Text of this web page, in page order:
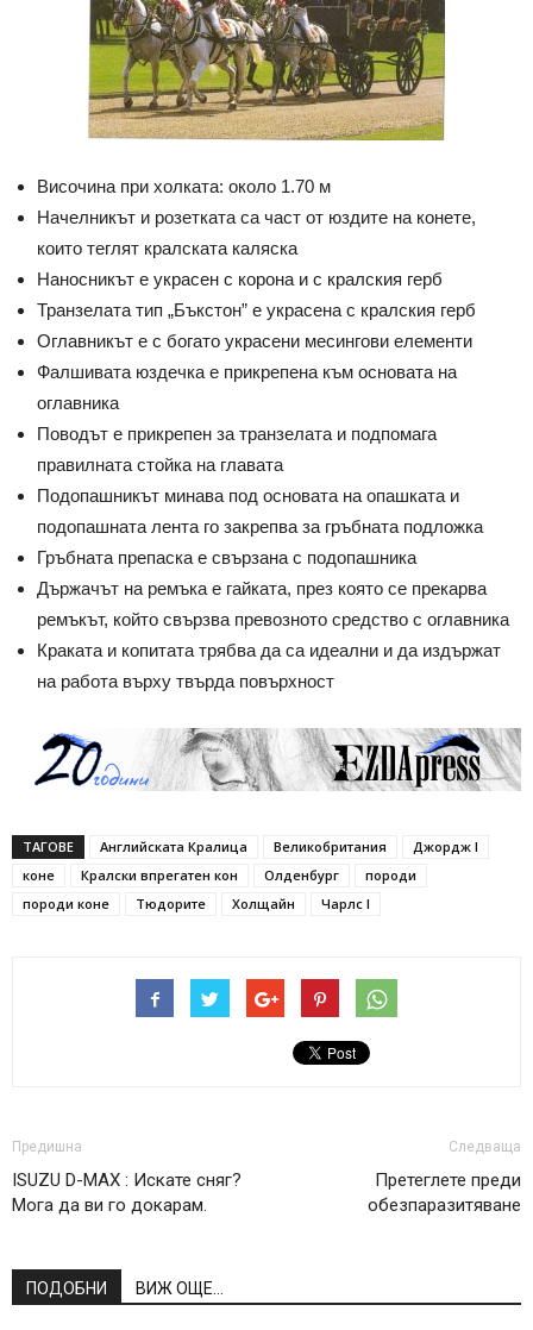
Височина при холката: около 1.70 м
Начелникът и розетката са част от юздите на конете,
които теглят кралската каляска
Наносникът е украсен с корона и с кралския герб
Транзелата тип „Бъкстон” е украсена с кралския герб
Оглавникът е с богато украсени месингови елементи
Фалшивата юздечка е прикрепена към основата на
оглавника
Поводът е прикрепен за транзелата и подпомага
правилната стойка на главата
Подопашникът минава под основата на опашката и
подопашната лента го закрепва за гръбната подложка
Гръбната препаска е свързана с подопашника
Държачът на ремъка е гайката, през която се прекарва
ремъкът, който свързва превозното средство с оглавника
Краката и копитата трябва да са идеални и да издържат
на работа върху твърда повърхност
ТАГОВЕ Английската Кралица Великобритания
Джордж І
коне
Кралски впрегатен кон Олденбург
породи
породи коне
Тюдорите Холщайн Чарлс І
Предишна
ISUZU D-MAX : Искате сняг?
Мога да ви го докарам.
Следваща
Претеглете преди
обезпаразитяване
ПОДОБНИ ВИЖ ОЩЕ...